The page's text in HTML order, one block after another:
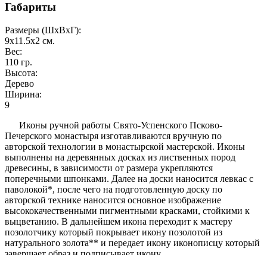
Габариты
Размеры (ШxВxГ):
9x11.5x2 см.
Вес:
110 гр.
Высота:
Дерево
Ширина:
9
Иконы ручной работы Свято-Успенского Псково-
Печерского монастыря изготавливаются вручную по
авторской технологии в монастырской мастерской. Иконы
выполнены на деревянных досках из лиственных пород
древесины, в зависимости от размера укрепляются
поперечными шпонками. Далее на доски наносится левкас с
паволокой*, после чего на подготовленную доску по
авторской технике наносится основное изображение
высококачественными пигментными красками, стойкими к
выцветанию. В дальнейшем икона переходит к мастеру
позолотчику который покрывает икону позолотой из
натурального золота** и передает икону иконописцу который